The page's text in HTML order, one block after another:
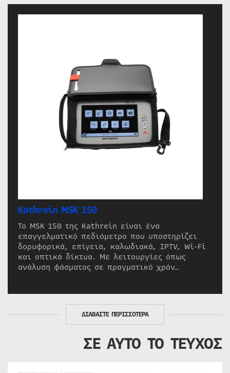
Kathrein MSK 150
Το MSK 150 της Kathrein είναι ένα
επαγγελματικό πεδιόμετρο που υποστηρίζει
δορυφορικά, επίγεια, καλωδιακά, IPTV, Wi-Fi
και οπτικά δίκτυα. Με λειτουργίες όπως
ανάλυση φάσματος σε πραγματικό χρόν…
ΔΙΑΒΑΣΤΕ ΠΕΡΙΣΣΟΤΕΡΑ
ΣΕ ΑΥΤΟ ΤΟ ΤΕΥΧΟΣ